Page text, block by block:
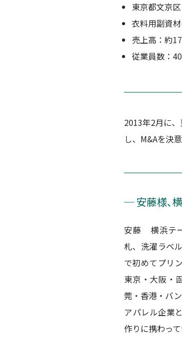
東京都文京区
衣料用副資
売上高：約
従業員数：
2013年2月に
し、M&Aを決
─ 安藤様､
安藤 横浜テ
札、洗濯ラベ
で初めてプリ
東京・大阪・
莞・香港・バ
アパレル企業
作りに携わって